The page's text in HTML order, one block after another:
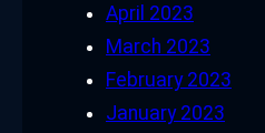
April 2023
March 2023
February 2023
January 2023